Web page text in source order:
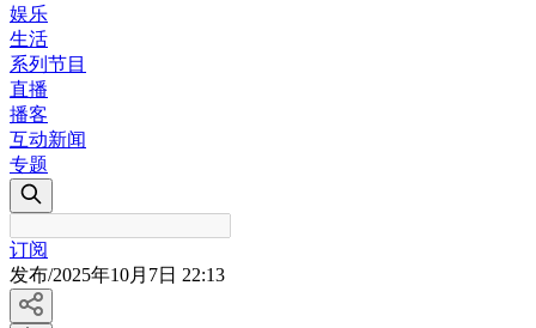
娱乐
生活
系列节目
直播
播客
互动新闻
专题
订阅
发布/2025年10月7日 22:13